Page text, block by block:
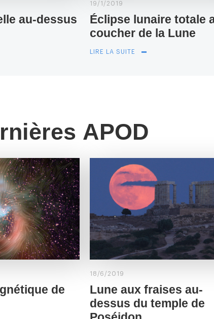
au-dessus
19/1/2019
Éclipse lunaire totale
coucher de la Lune
LIRE LA SUITE
APOD
de
18/6/2019
Lune aux fraises au-
dessus du temple de